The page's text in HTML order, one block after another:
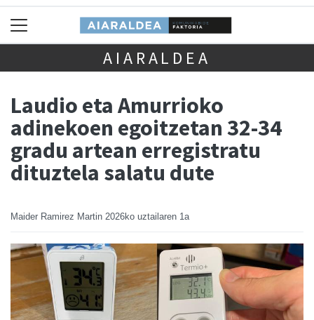
AIARALDEA
Laudio eta Amurrioko
adinekoen egoitzetan 32-34
gradu artean erregistratu
dituztela salatu dute
Maider Ramirez Martin 2026ko uztailaren 1a